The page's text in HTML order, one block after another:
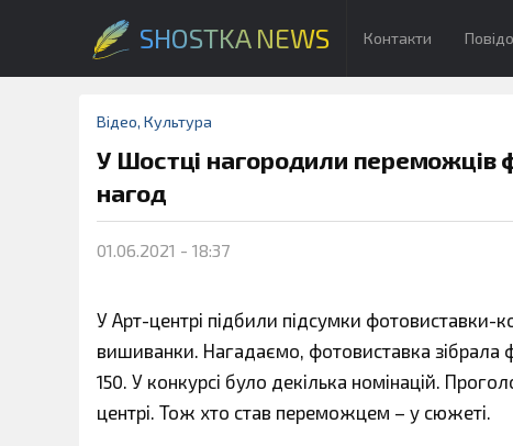
SHOSTKA NEWS Контакти
Відео, Культура
У Шостці нагородили переможців
нагод
01.06.2021 - 18:37
У Арт-центрі підбили підсумки
вишиванки. Нагадаємо, фотовиставка зібрала
150. У конкурсі було декілька номінацій.
центрі. Тож хто став переможцем – у сюжеті.